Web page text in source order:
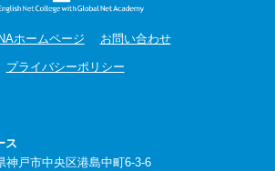
ホームページ お問い合わせ
プライバシーポリシー
ス
戸市中央区港島中町6-3-6